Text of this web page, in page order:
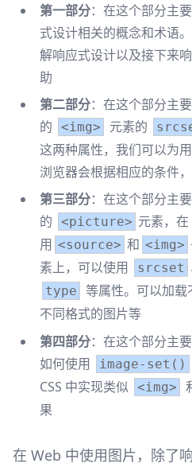
第一部分：在这个部分主
式设计相关的概念和术语
解响应式设计以及接下来
助
第二部分：在这个部分主
的
<img> 元素的
这两种属性，我们可以为
浏览器会根据相应的条件
第三部分：在这个部分主
的
<picture> 元素，在
用 <source> 和 <img>
素上，可以使用
srcset
type
等属性。可以加载
不同格式的图片等
第四部分：在这个部分主
如何使用
image-set()
CSS 中实现类似
<img>
果
在 Web 中使用图片，除了